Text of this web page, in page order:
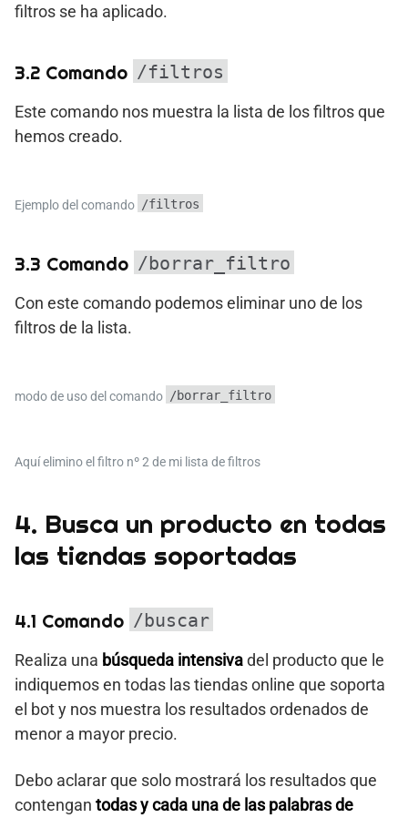
filtros se ha aplicado.
3.2 Comando /filtros
Este comando nos muestra la lista de los filtros que
hemos creado.
Ejemplo del comando /filtros
3.3 Comando /borrar_filtro
Con este comando podemos eliminar uno de los
filtros de la lista.
modo de uso del comando /borrar_filtro
Aquí elimino el filtro nº 2 de mi lista de filtros
4. Busca un producto en todas
las tiendas soportadas
4.1 Comando /buscar
Realiza una búsqueda intensivadel producto que le
indiquemos en todas las tiendas online que soporta
el bot y nos muestra los resultados ordenados de
menor a mayor precio.
Debo aclarar que solo mostrará los resultados que
contengan todas y cada una de las palabras de